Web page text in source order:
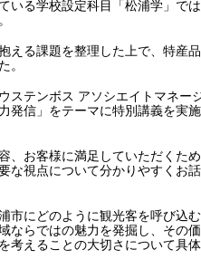
いる学校設定科目「松浦学」で
える課題を整理した上で、特産
。
ステンボス アソシエイトマネー
発信」をテーマに特別講義を実施
、お客様に満足していただくた
な視点について分かりやすくお
にどのように観光客を呼び込む
ならではの魅力を発掘し、その
考えることの大切さについて具